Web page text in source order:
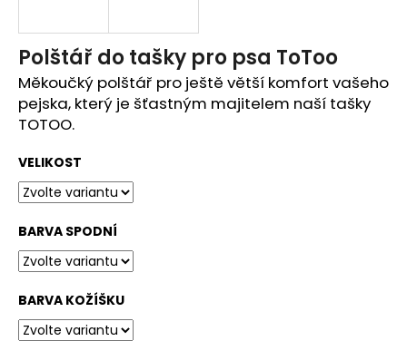
Polštář do tašky pro psa ToToo
Měkoučký polštář pro ještě větší komfort vašeho
pejska, který je šťastným majitelem naší tašky
TOTOO.
VELIKOST
BARVA SPODNÍ
BARVA KOŽÍŠKU
t
e
n
a
j
í
t